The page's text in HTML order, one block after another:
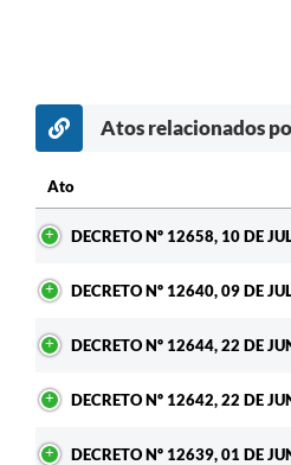
Atos relacionados
Ato
DECRETO Nº 12658, 10 DE
DECRETO Nº 12640, 09 DE
DECRETO Nº 12644, 22 DE
DECRETO Nº 12642, 22 DE
DECRETO Nº 12639, 01 DE